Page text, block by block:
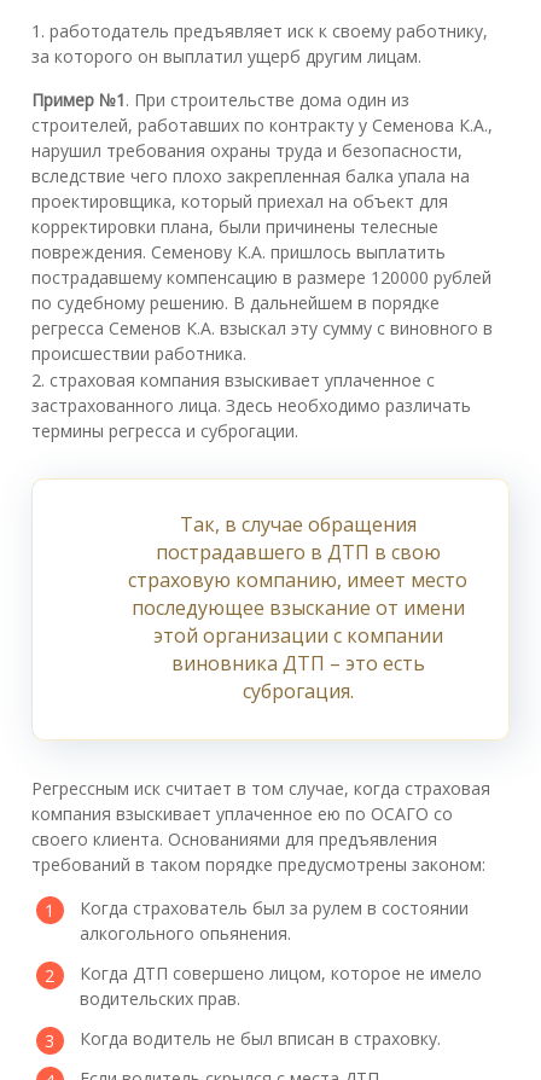
1. работодатель предъявляет иск к своему работнику,
за которого он выплатил ущерб другим лицам.
Пример №1. При строительстве дома один из
строителей, работавших по контракту у Семенова К.А.,
нарушил требования охраны труда и безопасности,
вследствие чего плохо закрепленная балка упала на
проектировщика, который приехал на объект для
корректировки плана, были причинены телесные
повреждения. Семенову К.А. пришлось выплатить
пострадавшему компенсацию в размере 120000 рублей
по судебному решению. В дальнейшем в порядке
регресса Семенов К.А. взыскал эту сумму с виновного в
происшествии работника.
2. страховая компания взыскивает уплаченное с
застрахованного лица. Здесь необходимо различать
термины регресса и суброгации.
Так, в случае обращения
пострадавшего в ДТП в свою
страховую компанию, имеет место
последующее взыскание от имени
этой организации с компании
виновника ДТП – это есть
суброгация.
Регрессным иск считает в том случае, когда страховая
компания взыскивает уплаченное ею по ОСАГО со
своего клиента. Основаниями для предъявления
требований в таком порядке предусмотрены законом:
Когда страхователь был за рулем в состоянии
алкогольного опьянения.
Когда ДТП совершено лицом, которое не имело
водительских прав.
Когда водитель не был вписан в страховку.